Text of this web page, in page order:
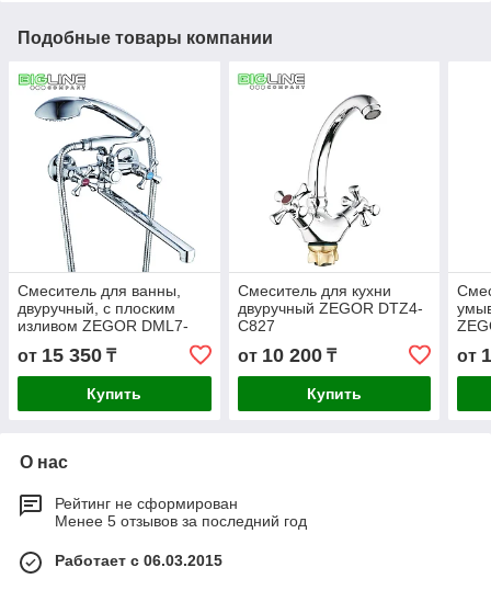
Подобные товары компании
Смеситель для ванны,
двуручный, с плоским
изливом ZEGOR DML7-
от 15 350 ₸
Купить
Смеситель для кухни
двуручный ZEGOR DTZ4-
C827
от 10 200₸
Купить
от
О нас
Рейтинг не сформирован
Менее 5 отзывов за последний год
Работает с 06.03.2015